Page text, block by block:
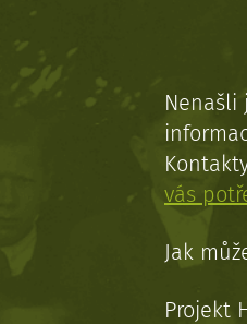
Nenašli
vás
Jak
Projekt